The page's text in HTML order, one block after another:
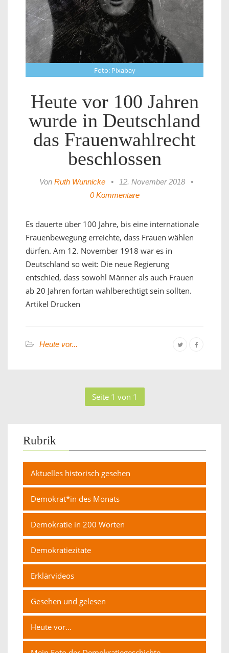
Foto: Pixabay
Heute vor 100 Jahren
wurde in Deutschland
das Frauenwahlrecht
beschlossen
Von Ruth Wunnicke • 12. November 2018
•
0 Kommentare
Es dauerte über 100 Jahre, bis eine internationale
Frauenbewegung erreichte, dass Frauen wählen
dürfen. Am 12. November 1918 war es in
Deutschland so weit: Die neue Regierung
entschied, dass sowohl Männer als auch Frauen
ab 20 Jahren fortan wahlberechtigt sein sollten.
Artikel Drucken
Heute vor...
Seite 1 von 1
Rubrik
Aktuelles historisch gesehen
Demokrat*in des Monats
Demokratie in 200 Worten
Demokratiezitate
Erklärvideos
Gesehen und gelesen
Heute vor…